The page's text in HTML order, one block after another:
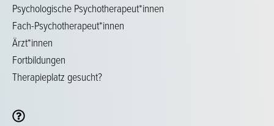
Psychologische Psychotherapeut*innen
Fach-Psychotherapeut*innen
Ärzt*innen
Fortbildungen
Therapieplatz gesucht?